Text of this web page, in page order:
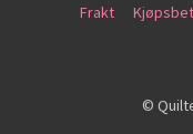
Frakt
©